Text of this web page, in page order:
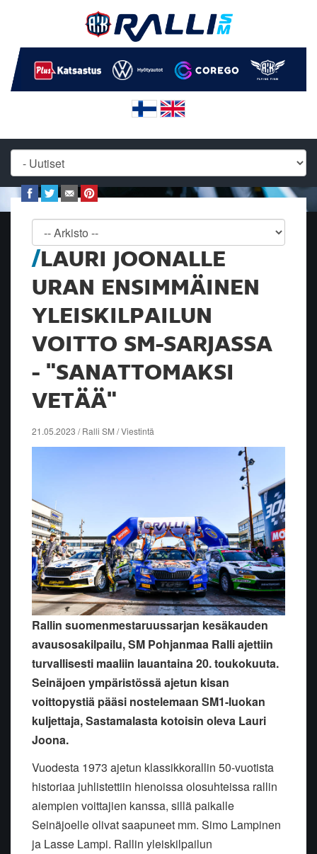
LAURI JOONALLE
URAN ENSIMMÄINEN
YLEISKILPAILUN
VOITTO SM-SARJASSA
- "SANATTOMAKSI
VETÄÄ"
21.05.2023 / Ralli SM / Viestintä
Rallin suomenmestaruussarjan kesäkauden
avausosakilpailu, SM Pohjanmaa Ralli ajettiin
turvallisesti maaliin lauantaina 20. toukokuuta.
Seinäjoen ympäristössä ajetun kisan
voittopystiä pääsi nostelemaan SM1-luokan
kuljettaja, Sastamalasta kotoisin oleva Lauri
Joona.
Vuodesta 1973 ajetun klassikkorallin 50-vuotista
historiaa juhlistettiin hienoissa olosuhteissa rallin
aiempien voittajien kanssa, sillä paikalle
Seinäjoelle olivat saapuneet mm. Simo Lampinen
ja Lasse Lampi. Rallin yleiskilpailun